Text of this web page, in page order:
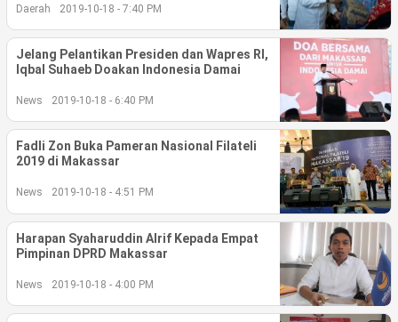
Copyright
2026
sulsel.com
All
Right
Reserved
Daerah 2019-10-18 - 7:40 PM
Jelang Pelantikan Presiden dan Wapres RI,
Iqbal Suhaeb Doakan Indonesia Damai
News 2019-10-18 - 6:40 PM
Fadli Zon Buka Pameran Nasional Filateli
2019 di Makassar
News 2019-10-18 - 4:51 PM
Harapan Syaharuddin Alrif Kepada Empat
Pimpinan DPRD Makassar
News 2019-10-18 - 4:00 PM